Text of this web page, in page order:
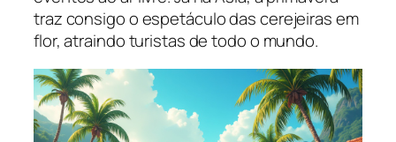
traz consigo o espetáculo das cerejeiras em
flor, atraindo turistas de todo o mundo.